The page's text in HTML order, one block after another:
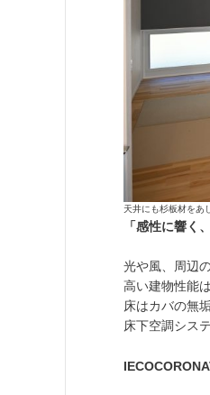
天井にも杉板材をあ
「感性に響く
光や風、周辺
高い建物性能
床はカバの無
床下空調シス